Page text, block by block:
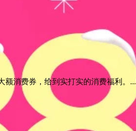
额消费券，给到实打实的消费福利。...